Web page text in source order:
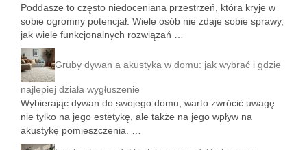
Poddasze to często niedoceniana przestrzeń, która kryje w
sobie ogromny potencjał. Wiele osób nie zdaje sobie sprawy,
jak wiele funkcjonalnych rozwiązań …
Gruby dywan a akustyka w domu: jak wybrać i gdzie
najlepiej działa wygłuszenie
Wybierając dywan do swojego domu, warto zwrócić uwagę
nie tylko na jego estetykę, ale także na jego wpływ na
akustykę pomieszczenia. …